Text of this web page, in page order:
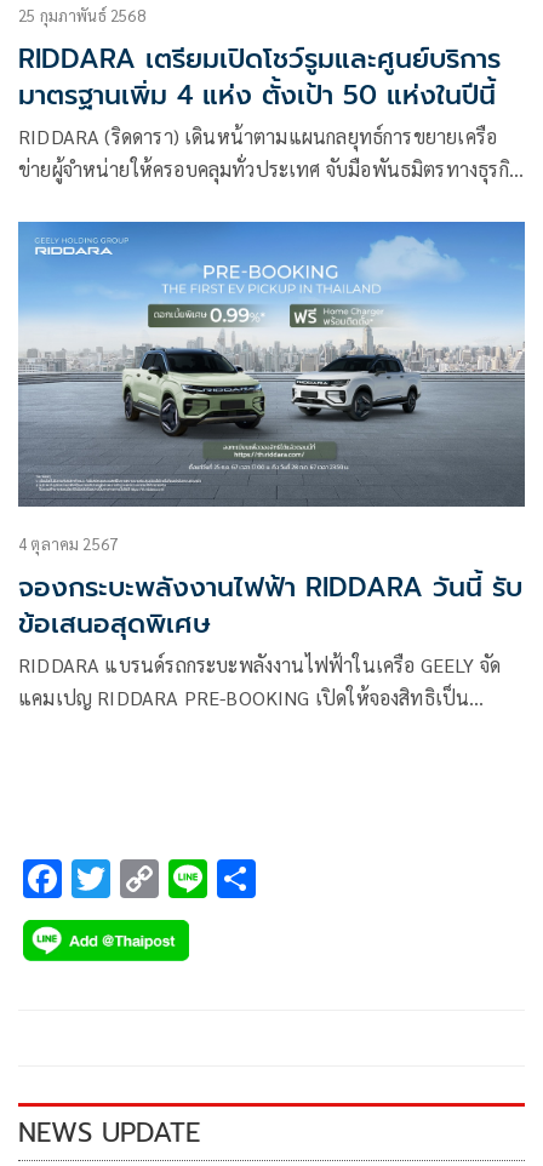
25 กุมภาพันธ์ 2568
RIDDARA เตรียมเปิดโชว์รูมและศูนย์บริการ
มาตรฐานเพิ่ม 4 แห่ง ตั้งเป้า 50 แห่งในปีนี้
RIDDARA (ริดดารา) เดินหน้าตามแผนกลยุทธ์การขยายเครือ
ข่ายผู้จำหน่ายให้ครอบคลุมทั่วประเทศ จับมือพันธมิตรทางธุรกิจ
เนื่อง 4 แห่ง ภายในไตรมาสแรก ประเดิมเปิด RIDDARA
AKAYAR (ริดดารา เอคยาร์)
4 ตุลาคม 2567
จองกระบะพลังงานไฟฟ้า RIDDARA วันนี้ รับ
ข้อเสนอสุดพิเศษ
RIDDARA แบรนด์รถกระบะพลังงานไฟฟ้าในเครือ GEELY จัด
แคมเปญ RIDDARA PRE-BOOKING เปิดให้จองสิทธิเป็น
F
ac
e
k
T
wi
tt
C
o
p
k
Li
NEWS UPDATE